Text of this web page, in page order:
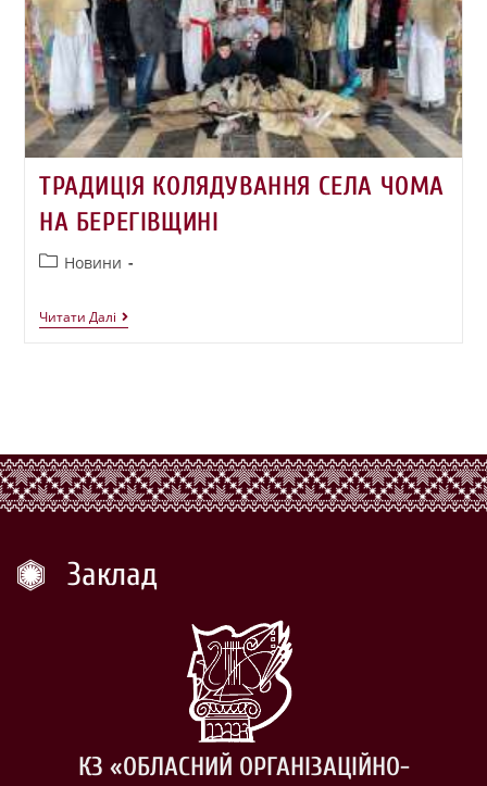
ТРАДИЦІЯ КОЛЯДУВАННЯ СЕЛА ЧОМА
НА БЕРЕГІВЩИНІ
Новини
Читати Далі
Заклад
КЗ «ОБЛАСНИЙ ОРГАНІЗАЦІЙНО-